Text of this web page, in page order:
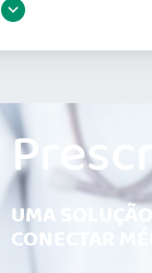
UMA
CONECTAR